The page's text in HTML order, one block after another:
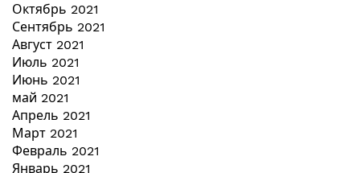
Октябрь 2021
Сентябрь 2021
Август 2021
Июль 2021
Июнь 2021
май 2021
Апрель 2021
Март 2021
Февраль 2021
Январь 2021